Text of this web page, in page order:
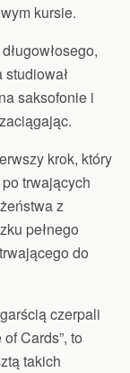
kursie.
studiował
saksofonie i
krok, który
trwających
z
pełnego
do
czerpali
Cards”, to
takich